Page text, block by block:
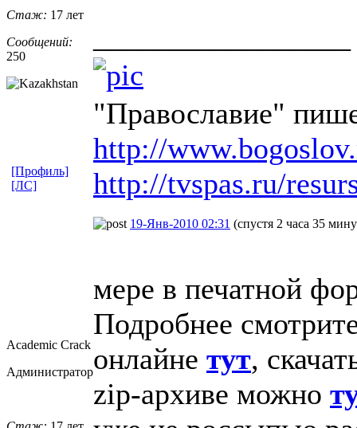
Стаж: 17 лет
Сообщений:
250
"Православие"
http://
http://tvspas.ru/
[Профиль]
[ЛС]
Academic Crack
Администратор
19-Янв-2010 02:31 (спустя 2 часа 35
мере в печатной
Подробнее
онлайне тут,
zip-архиве можно